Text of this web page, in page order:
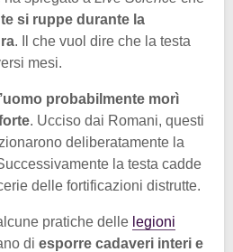
si ruppe durante la
. Il che vuol dire che la testa
mesi.
l’uomo probabilmente morì
. Ucciso dai Romani, questi
deliberatamente la
la testa cadde
delle fortificazioni distrutte.
pratiche delle legioni
di esporre cadaveri interi e